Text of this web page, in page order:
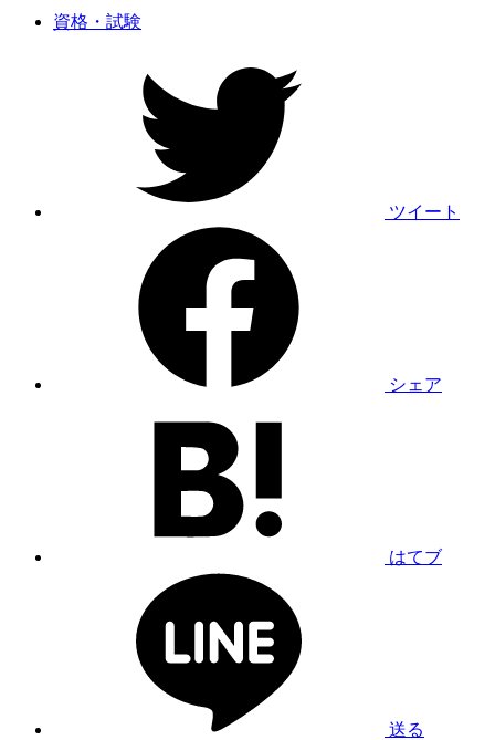
資格・試験
ツイート
シェア
はてブ
送る